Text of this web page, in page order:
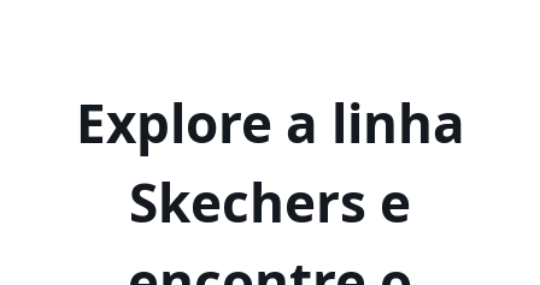
Explore a linha
Skechers e